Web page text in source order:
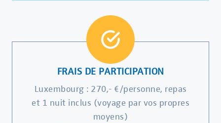
FRAIS DE PARTICIPATION
Luxembourg : 270,- €/personne, repas
et 1 nuit inclus (voyage par vos propres
moyens)